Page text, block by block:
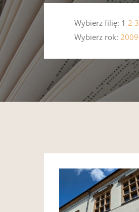
Wybierz filię: 1 2 3
Wybierz rok: 2009